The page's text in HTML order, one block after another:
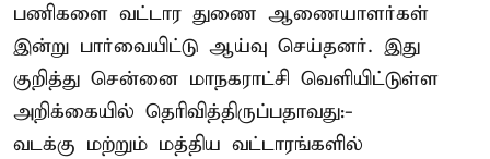
பணிகளை வட்டார துணை ஆணையாளர்கள்
இன்று பார்வையிட்டு ஆய்வு செய்தனர். இது
குறித்து சென்னை மாநகராட்சி வெளியிட்டுள்ள
அறிக்கையில் தெரிவித்திருப்பதாவது:-
வடக்கு மற்றும் மத்திய வட்டாரங்களில்